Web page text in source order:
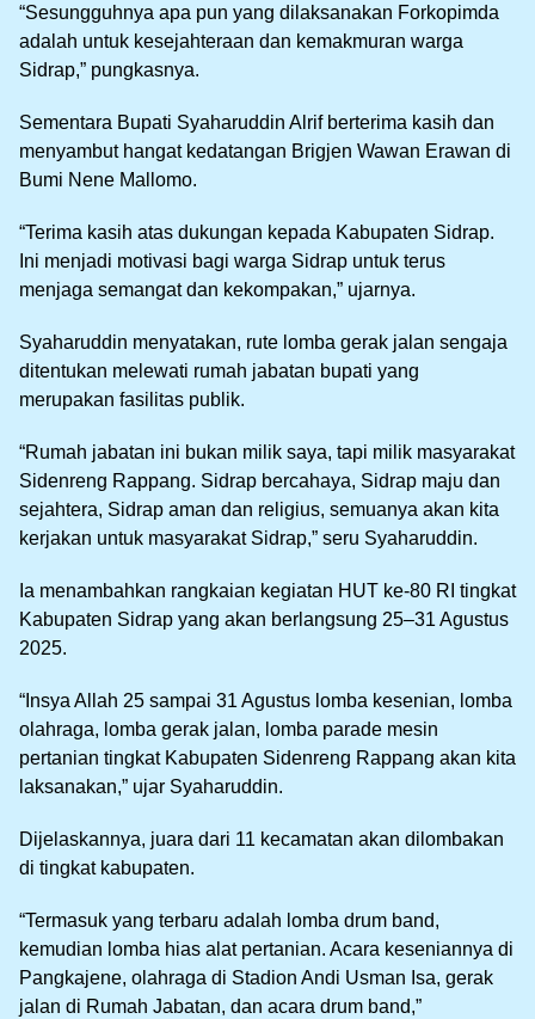
“Sesungguhnya apa pun yang dilaksanakan Forkopimda
adalah untuk kesejahteraan dan kemakmuran warga
Sidrap,” pungkasnya.
Sementara Bupati Syaharuddin Alrif berterima kasih dan
menyambut hangat kedatangan Brigjen Wawan Erawan di
Bumi Nene Mallomo.
“Terima kasih atas dukungan kepada Kabupaten Sidrap.
Ini menjadi motivasi bagi warga Sidrap untuk terus
menjaga semangat dan kekompakan,” ujarnya.
Syaharuddin menyatakan, rute lomba gerak jalan sengaja
ditentukan melewati rumah jabatan bupati yang
merupakan fasilitas publik.
“Rumah jabatan ini bukan milik saya, tapi milik masyarakat
Sidenreng Rappang. Sidrap bercahaya, Sidrap maju dan
sejahtera, Sidrap aman dan religius, semuanya akan kita
kerjakan untuk masyarakat Sidrap,” seru Syaharuddin.
Ia menambahkan rangkaian kegiatan HUT ke-80 RI tingkat
Kabupaten Sidrap yang akan berlangsung 25–31 Agustus
2025.
“Insya Allah 25 sampai 31 Agustus lomba kesenian, lomba
olahraga, lomba gerak jalan, lomba parade mesin
pertanian tingkat Kabupaten Sidenreng Rappang akan kita
laksanakan,” ujar Syaharuddin.
Dijelaskannya, juara dari 11 kecamatan akan dilombakan
di tingkat kabupaten.
“Termasuk yang terbaru adalah lomba drum band,
kemudian lomba hias alat pertanian. Acara keseniannya di
Pangkajene, olahraga di Stadion Andi Usman Isa, gerak
jalan di Rumah Jabatan, dan acara drum band,”